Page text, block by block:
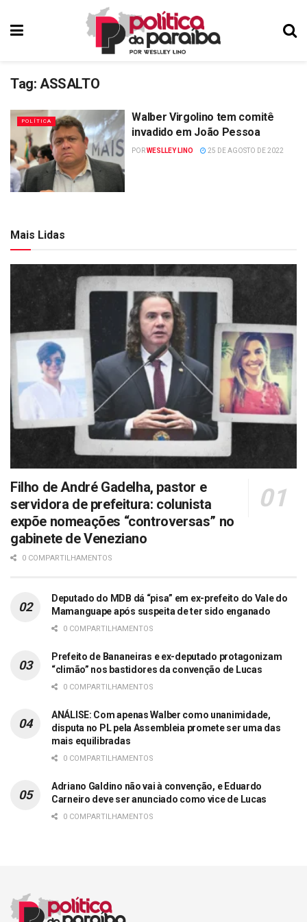
Tag: ASSALTO
POLÍTICA
Walber Virgolino tem comitê
invadido em João Pessoa
PORWESLLEY LINO 25 DE AGOSTO DE 2022
Mais Lidas
Filho de André Gadelha, pastor e
servidora de prefeitura: colunista
expõe nomeações “controversas” no
gabinete de Veneziano
0 COMPARTILHAMENTOS
Deputado do MDB dá “pisa” em ex-prefeito do Vale do
Mamanguape após suspeita de ter sido enganado
0 COMPARTILHAMENTOS
Prefeito de Bananeiras e ex-deputado protagonizam
“climão” nos bastidores da convenção de Lucas
0 COMPARTILHAMENTOS
ANÁLISE: Com apenas Walber como unanimidade,
disputa no PL pela Assembleia promete ser uma das
mais equilibradas
0 COMPARTILHAMENTOS
Adriano Galdino não vai à convenção, e Eduardo
Carneiro deve ser anunciado como vice de Lucas
0 COMPARTILHAMENTOS